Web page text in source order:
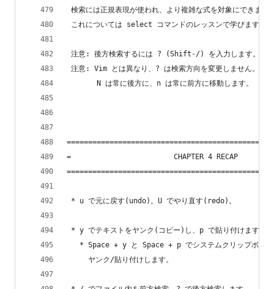
検索には正規表現が使われ、より複雑な式を対象にできます
これについては select コマンドのレッスンで学びます。
注意: 後方検索するには ? (Shift-/) を入力します。
注意: Vim とは異なり、? は検索方向を変更しません。
       N は常に後方に、n は常に前方に移動します。
=                        CHAPTER 4 RECAP
* u で元に戻す(undo)。U でやり直す(redo)。
* y でテキストをヤンク(コピー)し、p で貼り付けます。
* Space + y と Space + p でシステムクリップボー
     ヤンク/貼り付けします。